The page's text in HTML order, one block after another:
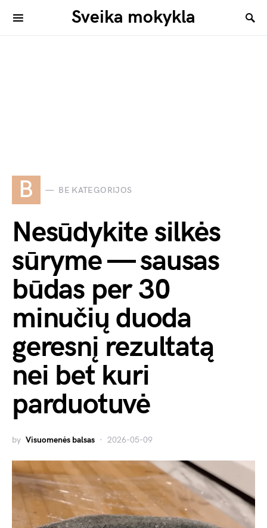
Sveika mokykla
B BE KATEGORIJOS
Nesūdykite silkės
sūryme — sausas
būdas per 30
minučių duoda
geresnį rezultatą
nei bet kuri
parduotuvė
by Visuomenės balsas 2026-05-09